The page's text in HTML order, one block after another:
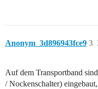
Anonym_3d896943fce9 3
Auf dem Transportband
/ Nockenschalter)